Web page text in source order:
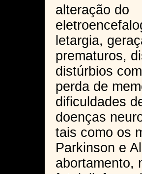
alteração do
letargia,
prematuros,
distúrbios
perda de
dificuldades
doenças
tais como os
Parkinson e
abortamento,